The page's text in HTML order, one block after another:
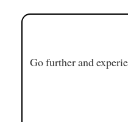
Go further and